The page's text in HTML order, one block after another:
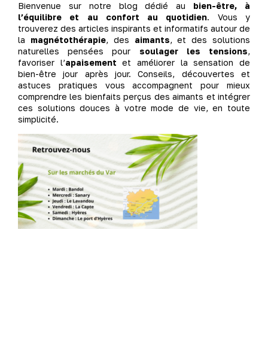
Bienvenue sur notre blog dédié au bien-être, à
l’équilibre et au confort au quotidien. Vous y
trouverez des articles inspirants et informatifs autour de
la magnétothérapie, des aimants, et des solutions
naturelles pensées pour soulager les tensions,
favoriser l’apaisement et améliorer la sensation de
bien-être jour après jour. Conseils, découvertes et
astuces pratiques vous accompagnent pour mieux
comprendre les bienfaits perçus des aimants et intégrer
ces solutions douces à votre mode de vie, en toute
simplicité.